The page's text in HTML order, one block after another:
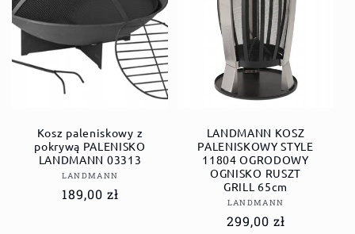
Kosz paleniskowy z
pokrywą PALENISKO
LANDMANN 03313
Dostawca:
LANDMANN
Cena
189,00 zł
LANDMANN KOSZ
PALENISKOWY STYLE
11804 OGRODOWY
OGNISKO RUSZT
GRILL 65cm
Dostawca:
LANDMANN
Cena
299,00 zł